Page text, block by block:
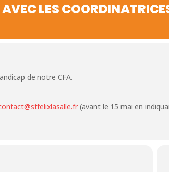
LES
de notre CFA.
(avant le 15 mai en